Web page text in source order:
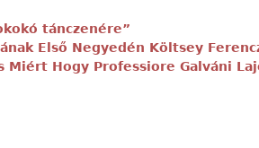
tánczenére”
Első Negyedén Költsey
Miért Hogy Professiore Galváni